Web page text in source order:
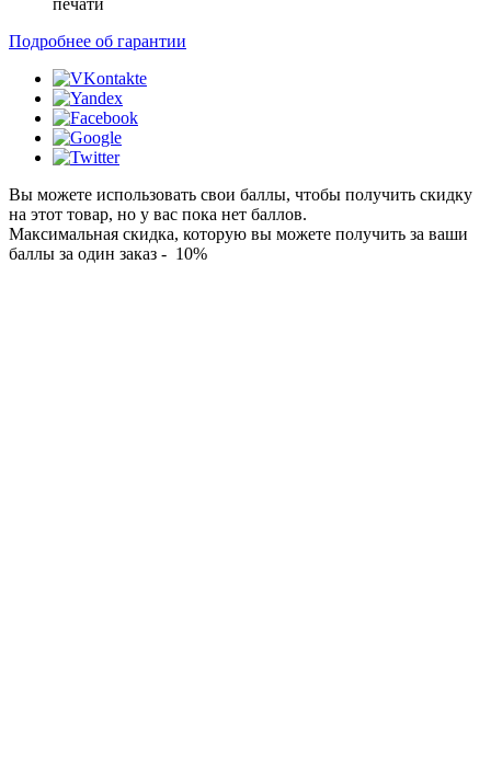
печати
Подробнее об гарантии
Вы можете использовать свои баллы, чтобы получить скидку
на этот товар, но у вас пока нет баллов.
Максимальная скидка, которую вы можете получить за ваши
баллы за один заказ - 10%